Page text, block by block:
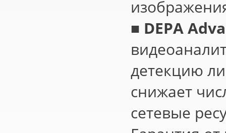
■ DEPA
детекцию
снижает
сетевые